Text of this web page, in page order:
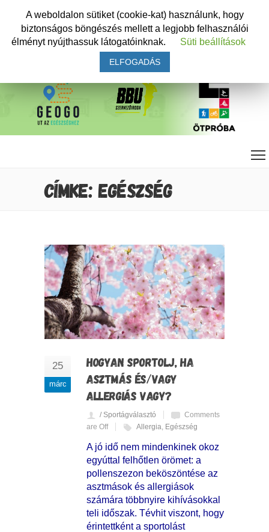
CÍMKE: EGÉSZSÉG
25
márc
HOGYAN SPORTOLJ, HA
ASZTMÁS ÉS/VAGY
ALLERGIÁS VAGY?
/ Sportágválasztó
Comments
are Off
Allergia Egészség
A jó idő nem mindenkinek okoz
egyúttal felhőtlen örömet: a
pollenszezon beköszöntése az
asztmások és allergiások
számára többnyire kihívásokkal
teli időszak. Tévhit viszont, hogy
érintettként a sportolást
A weboldalon sütiket (cookie-kat) használunk, hogy
biztonságos böngészés mellett a legjobb felhasználói
élményt nyújthassuk látogatóinknak.
Süti beállítások
ELFOGADÁS